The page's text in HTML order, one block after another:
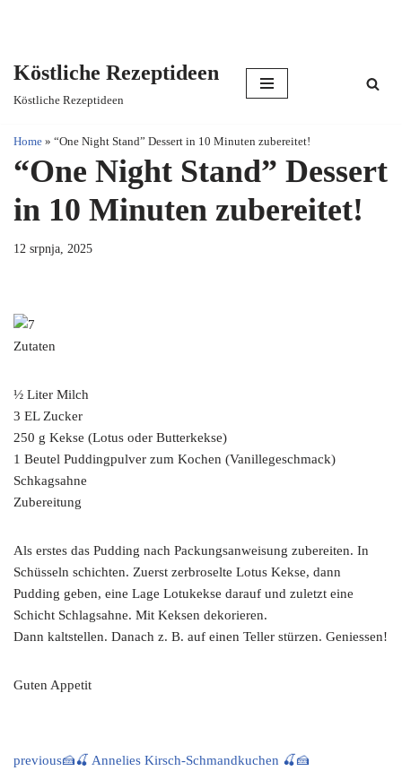
content
Köstliche Rezeptideen
Köstliche Rezeptideen
Home » “One Night Stand” Dessert in 10 Minuten zubereitet!
“One Night Stand” Dessert
in 10 Minuten zubereitet!
12 srpnja, 2025
Zutaten
½ Liter Milch
3 EL Zucker
250 g Kekse (Lotus oder Butterkekse)
1 Beutel Puddingpulver zum Kochen (Vanillegeschmack)
Schkagsahne
Zubereitung
Als erstes das Pudding nach Packungsanweisung zubereiten. In
Schüsseln schichten. Zuerst zerbroselte Lotus Kekse, dann
Pudding geben, eine Lage Lotukekse darauf und zuletzt eine
Schicht Schlagsahne. Mit Keksen dekorieren.
Dann kaltstellen. Danach z. B. auf einen Teller stürzen. Geniessen!
Guten Appetit
previous🍰🍒 Annelies Kirsch-Schmandkuchen 🍒🍰